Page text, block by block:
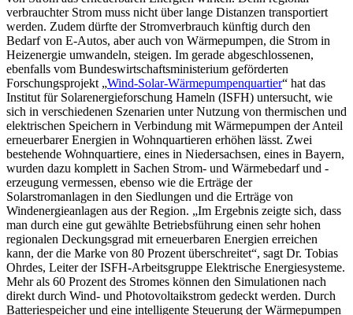
verbrauchter Strom muss nicht über lange Distanzen transportiert
werden. Zudem dürfte der Stromverbrauch künftig durch den
Bedarf von E-Autos, aber auch von Wärmepumpen, die Strom in
Heizenergie umwandeln, steigen. Im gerade abgeschlossenen,
ebenfalls vom Bundeswirtschaftsministerium geförderten
Forschungsprojekt „Wind-Solar-Wärmepumpenquartier“ hat das
Institut für Solarenergieforschung Hameln (ISFH) untersucht, wie
sich in verschiedenen Szenarien unter Nutzung von thermischen und
elektrischen Speichern in Verbindung mit Wärmepumpen der Anteil
erneuerbarer Energien in Wohnquartieren erhöhen lässt. Zwei
bestehende Wohnquartiere, eines in Niedersachsen, eines in Bayern,
wurden dazu komplett in Sachen Strom- und Wärmebedarf und -
erzeugung vermessen, ebenso wie die Erträge der
Solarstromanlagen in den Siedlungen und die Erträge von
Windenergieanlagen aus der Region. „Im Ergebnis zeigte sich, dass
man durch eine gut gewählte Betriebsführung einen sehr hohen
regionalen Deckungsgrad mit erneuerbaren Energien erreichen
kann, der die Marke von 80 Prozent überschreitet“, sagt Dr. Tobias
Ohrdes, Leiter der ISFH-Arbeitsgruppe Elektrische Energiesysteme.
Mehr als 60 Prozent des Stromes können den Simulationen nach
direkt durch Wind- und Photovoltaikstrom gedeckt werden. Durch
Batteriespeicher und eine intelligente Steuerung der Wärmepumpen